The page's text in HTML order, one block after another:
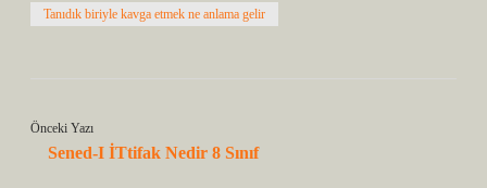
Tanıdık biriyle kavga etmek ne anlama gelir
Önceki Yazı
Sened-I İTtifak Nedir 8 Sınıf